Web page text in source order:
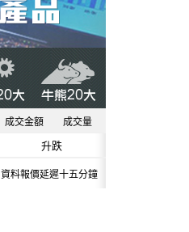
成交金額 成交量
升跌
資料報價延遲十五分鐘